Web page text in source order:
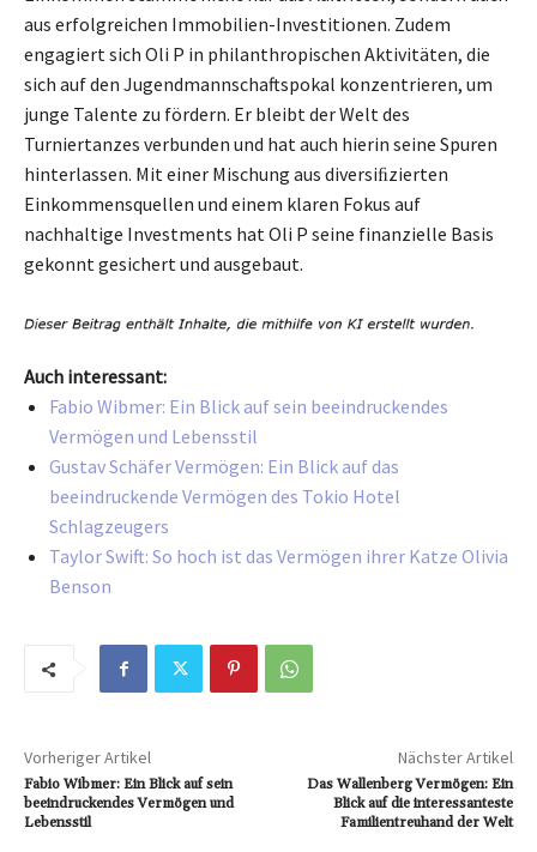
aus erfolgreichen Immobilien-Investitionen. Zudem
engagiert sich Oli P in philanthropischen Aktivitäten, die
sich auf den Jugendmannschaftspokal konzentrieren, um
junge Talente zu fördern. Er bleibt der Welt des
Turniertanzes verbunden und hat auch hierin seine Spuren
hinterlassen. Mit einer Mischung aus diversiﬁzierten
Einkommensquellen und einem klaren Fokus auf
nachhaltige Investments hat Oli P seine finanzielle Basis
gekonnt gesichert und ausgebaut.
Auch interessant:
Fabio Wibmer: Ein Blick auf sein beeindruckendes
Vermögen und Lebensstil
Gustav Schäfer Vermögen: Ein Blick auf das
beeindruckende Vermögen des Tokio Hotel
Schlagzeugers
Taylor Swift: So hoch ist das Vermögen ihrer Katze Olivia
Benson
Vorheriger Artikel
Fabio Wibmer: Ein Blick auf sein
beeindruckendes Vermögen und
Lebensstil
Nächster Artikel
Das Wallenberg Vermögen: Ein
Blick auf die interessanteste
Familientreuhand der Welt